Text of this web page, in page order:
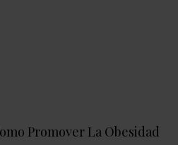
Promover La Obesidad